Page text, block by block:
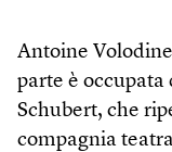
Antoine
parte è
Schubert, che
compagnia